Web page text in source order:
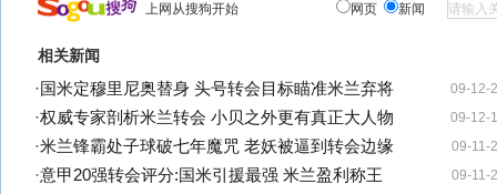
上网从搜狗开始 网页 新闻
相关新闻
09-12-
· 国米定穆里尼奥替身 头号转会目标瞄准米兰弃将
09-12-
·权威专家剖析米兰转会 小贝之外更有真正大人物
09-11-
·米兰锋霸处子球破七年魔咒 老妖被逼到转会边缘
09-11-
·意甲20强转会评分:国米引援最强 米兰盈利称王